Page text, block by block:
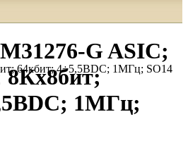
64кбит; 4÷5,5ВDC; 1МГц; SO14
G ASIC;
1МГц;